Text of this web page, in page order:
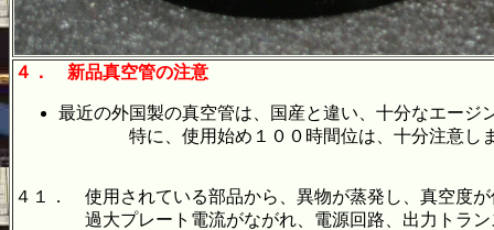
４． 新品真空管の注意
最近の外国製の真空管は、国産と違い、十分なエージ
特に、使用始め１００時間位は、十分注意しま
４１． 使用されている部品から、異物が蒸発し、真空度
過大プレート電流がながれ、電源回路、出力トラン